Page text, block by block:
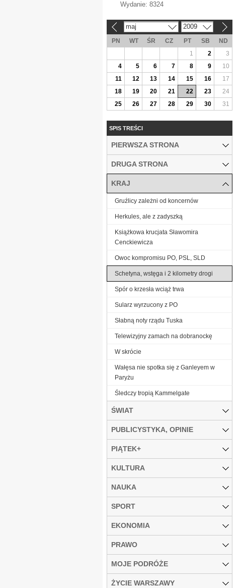
Wydanie: 8324
maj 2009
PN WT ŚR CZ PT SB
ND
1
2
3
4
5 6 7 8 9
10
11
12 13 14 15 16
17
18
19 20 21 22 23
24
25
26 27 28 29 30 31
SPIS TREŚCI
PIERWSZA STRONA
DRUGA STRONA
KRAJ
Gruźlicy zależni od koncernów
Herkules, ale z zadyszką
Książkowa krucjata Sławomira
Cenckiewicza
Owoc kompromisu PO, PSL, SLD
Schetyna, wstęga i 2 kilometry drogi
Spór o krzesła wciąż trwa
Sularz wyrzucony z PO
Słabną noty rządu Tuska
Telewizyjny zamach na dobranockę
W skrócie
Wałęsa nie spotka się z Ganleyem w
Paryżu
Śledczy tropią Kammelgate
ŚWIAT
PUBLICYSTYKA, OPINIE
PIĄTEK+
KULTURA
NAUKA
SPORT
EKONOMIA
PRAWO
MOJE PODRÓŻE
ŻYCIE WARSZAWY